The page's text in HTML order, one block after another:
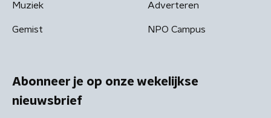
Muziek
Gemist
Adverteren
NPO Campus
Abonneer je op onze wekelijkse
nieuwsbrief